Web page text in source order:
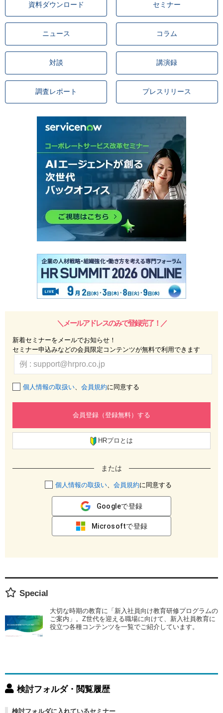
資料ダウンロード セミナー
ニュース コラム
対談 講演録
調査レポート プレスリリース
＼メールアドレスのみで登録完了！／
新着セミナーをメールでお知らせ！
セミナー申込みなどの会員限定コンテンツが無料で利用できます
個人情報の取扱い、 会員規約に同意する
会員登録（登録無料）する
HRプロとは
または
個人情報の取扱い、 会員規約に同意する
Googleで登録
Microsoftで登録
Special
大切な時期の教育に「新入社員向け教育研修プログラムの
ご案内」。Z世代を迎える職場に向けて、新入社員教育に
役立つ各種コンテンツを一覧でご紹介しています。
検討フォルダ・閲覧履歴
検討フォルダに入れているセミナー